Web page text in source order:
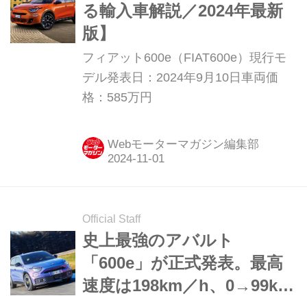
る輸入車解説／2024年最新
版】
フィアット600e（FIAT600e）現行モ
デル発表日：2024年9月10日車両価
格：585万円
Webモーターマガジン編集部
Official Staff
史上最強のアバルト
「600e」が正式発表。最高
速度は198km／h、0→99km